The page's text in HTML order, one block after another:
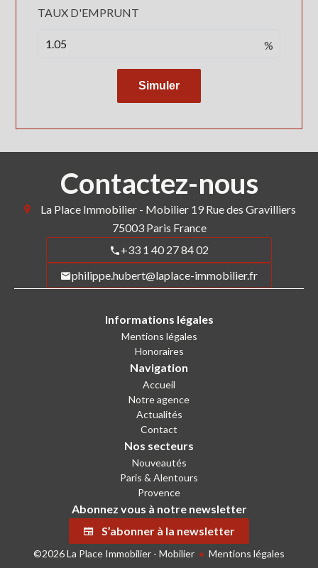
TAUX D'EMPRUNT
%
Simuler
Contactez-nous
La Place Immobilier - Mobilier 19 Rue des Gravilliers
75003Paris France
+33 1 40 27 84 02
philippe.hubert@laplace-immobilier.fr
Informations légales
Mentions légales
Honoraires
Navigation
Accueil
Notre agence
Actualités
Contact
Nos secteurs
Nouveautés
Paris & Alentours
Provence
Abonnez vous à notre newsletter
S’abonner à la newsletter
©2026 La Place Immobilier - Mobilier
Mentions légales